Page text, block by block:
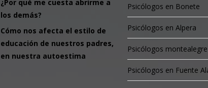
¿Por qué me cuesta abrirme a
los demás?
Cómo nos afecta el estilo de
educación de nuestros padres,
en nuestra autoestima
Psicólogos en Bonete
Psicólogos en Alpera
Psicólogos
Psicólogos en Fuente